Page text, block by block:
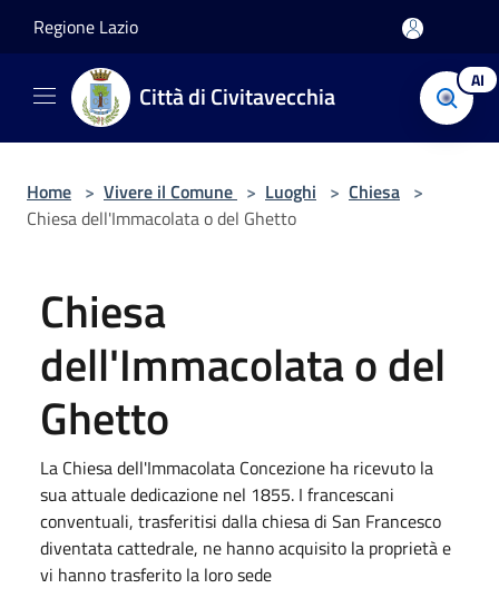
Regione Lazio
Città di Civitavecchia AI
Home > Vivere il Comune > Luoghi > Chiesa >
Chiesa dell'Immacolata o del Ghetto
Chiesa
dell'Immacolata o del
Ghetto
La Chiesa dell'Immacolata Concezione ha ricevuto la
sua attuale dedicazione nel 1855. I francescani
conventuali, trasferitisi dalla chiesa di San Francesco
diventata cattedrale, ne hanno acquisito la proprietà e
vi hanno trasferito la loro sede